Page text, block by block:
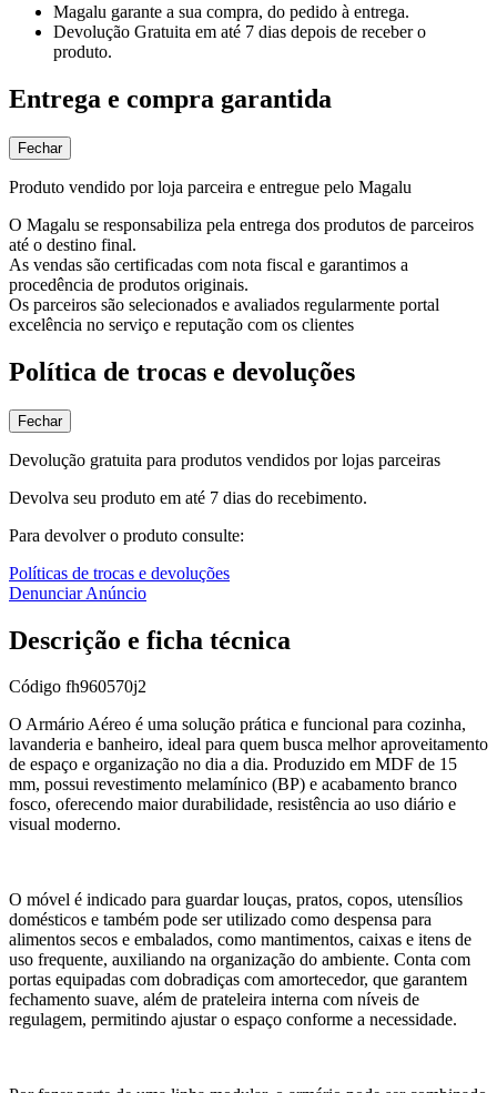
Magalu garante a sua compra, do pedido à entrega.
Devolução Gratuita em até 7 dias depois de receber o
produto.
Entrega e compra garantida
Fechar
Produto vendido por loja parceira e entregue pelo Magalu
O Magalu se responsabiliza pela entrega dos produtos de parceiros
até o destino final.
As vendas são certificadas com nota fiscal e garantimos a
procedência de produtos originais.
Os parceiros são selecionados e avaliados regularmente portal
excelência no serviço e reputação com os clientes
Política de trocas e devoluções
Fechar
Devolução gratuita para produtos vendidos por lojas parceiras
Devolva seu produto em até 7 dias do recebimento.
Para devolver o produto consulte:
Políticas de trocas e devoluções
Denunciar Anúncio
Descrição e ficha técnica
Código fh960570j2
O Armário Aéreo é uma solução prática e funcional para cozinha,
lavanderia e banheiro, ideal para quem busca melhor aproveitamento
de espaço e organização no dia a dia. Produzido em MDF de 15
mm, possui revestimento melamínico (BP) e acabamento branco
fosco, oferecendo maior durabilidade, resistência ao uso diário e
visual moderno.
O móvel é indicado para guardar louças, pratos, copos, utensílios
domésticos e também pode ser utilizado como despensa para
alimentos secos e embalados, como mantimentos, caixas e itens de
uso frequente, auxiliando na organização do ambiente. Conta com
portas equipadas com dobradiças com amortecedor, que garantem
fechamento suave, além de prateleira interna com níveis de
regulagem, permitindo ajustar o espaço conforme a necessidade.